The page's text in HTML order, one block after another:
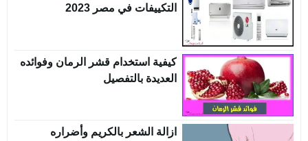
التكييفات في مصر 2023
كيفية استخدام قشر الرمان وفوائده
العديدة بالتفصيل
ازالة الشعر بالكريم وأضراره